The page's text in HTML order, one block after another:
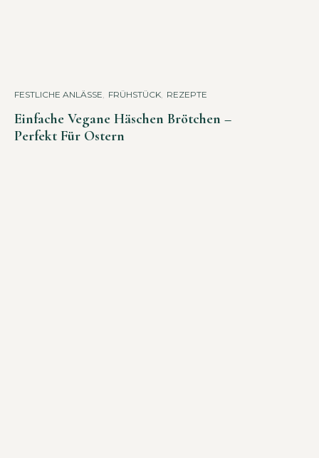
FESTLICHE ANLÄSSE FRÜHSTÜCK REZEPTE
Einfache Vegane Häschen Brötchen –
Perfekt Für Ostern